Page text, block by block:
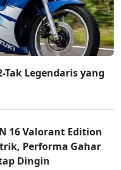
Tak Legendaris yang
16 Valorant Edition
Performa Gahar
Dingin